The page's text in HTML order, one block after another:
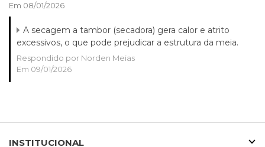
Em 08/01/2026
A secagem a tambor (secadora) gera calor e atrito
excessivos, o que pode prejudicar a estrutura da meia.
Respondido por Norden Meias
Em 09/01/2026
INSTITUCIONAL